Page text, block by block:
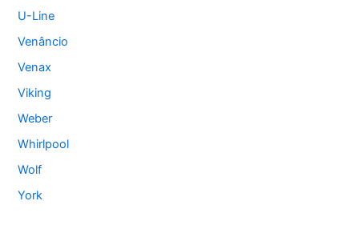
U-Line
Venâncio
Venax
Viking
Weber
Whirlpool
Wolf
York